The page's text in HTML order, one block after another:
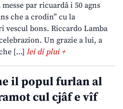
par ricuardâ i 50 agns
che a crodin” cu la
vescul bons. Riccardo Lamba
Un grazie a lui, a
[…] lei di plui +
il popul furlan al
cul cjâf e vîf